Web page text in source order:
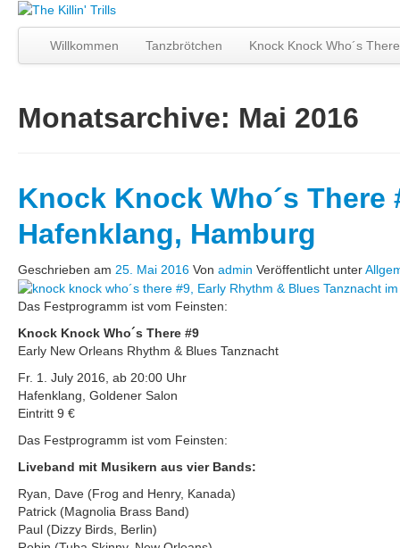
Willkommen Tanzbrötchen Knock Knock Who´s
Monatsarchive: Mai 2016
Knock Knock Who´s There
Hafenklang, Hamburg
Geschrieben am 25. Mai 2016 Von admin Veröffentlicht unter
Das Festprogramm ist vom Feinsten:
Knock Knock Who´s There #9
Early New Orleans Rhythm & Blues Tanznacht
Fr. 1. July 2016, ab 20:00 Uhr
Hafenklang, Goldener Salon
Eintritt 9 €
Das Festprogramm ist vom Feinsten:
Liveband mit Musikern aus vier Bands:
Ryan, Dave (Frog and Henry, Kanada)
Patrick (Magnolia Brass Band)
Paul (Dizzy Birds, Berlin)